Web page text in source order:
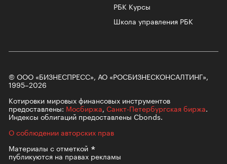
РБК Курсы
Школа управления РБК
© ООО «БИЗНЕСПРЕСС», АО «РОСБИЗНЕСКОНСАЛТИНГ»,
1995–2026
Котировки мировых финансовых инструментов
предоставлены: Мосбиржа, Санкт-Петербургская биржа.
Индексы облигаций предоставлены Cbonds.
О соблюдении авторских прав
Материалы сотметкой
публикуются на правах рекламы